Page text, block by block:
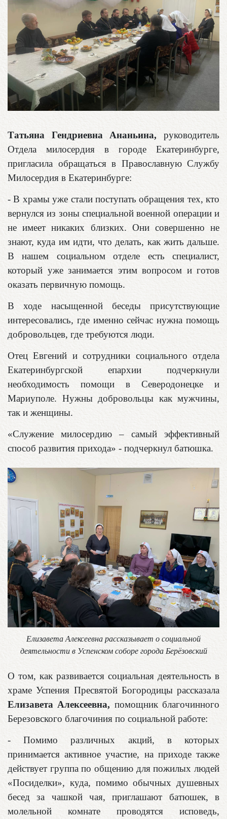
Татьяна Гендриевна Ананьина, руководитель
Отдела милосердия в городе Екатеринбурге,
пригласила обращаться в Православную Службу
Милосердия в Екатеринбурге:
- В храмы уже стали поступать обращения тех, кто
вернулся из зоны специальной военной операции и
не имеет никаких близких. Они совершенно не
знают, куда им идти, что делать, как жить дальше.
В нашем социальном отделе есть специалист,
который уже занимается этим вопросом и готов
оказать первичную помощь.
В ходе насыщенной беседы присутствующие
интересовались, где именно сейчас нужна помощь
добровольцев, где требуются люди.
Отец Евгений и сотрудники социального отдела
Екатеринбургской епархии подчеркнули
необходимость помощи в Северодонецке и
Мариуполе. Нужны добровольцы как мужчины,
так и женщины.
«Служение милосердию – самый эффективный
способ развития прихода» - подчеркнул батюшка.
Елизавета Алексеевна рассказывает о социальной
деятельности в Успенском соборе города Берёзовский
О том, как развивается социальная деятельность в
храме Успения Пресвятой Богородицы рассказала
Елизавета Алексеевна, помощник благочинного
Березовского благочиния по социальной работе:
- Помимо различных акций, в которых
принимается активное участие, на приходе также
действует группа по общению для пожилых людей
«Посиделки», куда, помимо обычных душевных
бесед за чашкой чая, приглашают батюшек, в
молельной комнате проводятся исповедь,